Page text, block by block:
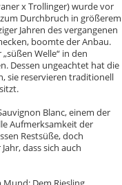
x Trollinger) wurde vor
Durchbruch in größerem
Jahren des vergangenen
boomte der Anbau.
Welle“ in den
Dessen ungeachtet hat die
sie reservieren traditionell
Blanc, einem der
Aufmerksamkeit der
Restsüße, doch
dass sich auch